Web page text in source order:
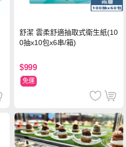
舒潔 雲柔舒適抽取式衛生紙(10
0抽x10包x6串/箱)
$999
免運